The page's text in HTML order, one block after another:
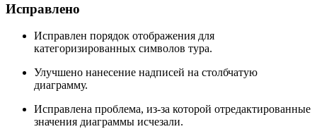
Исправлено
Исправлен порядок отображения для
категоризированных символов тура.
Улучшено нанесение надписей на столбчатую
диаграмму.
Исправлена проблема, из-за которой отредактированные
значения диаграммы исчезали.